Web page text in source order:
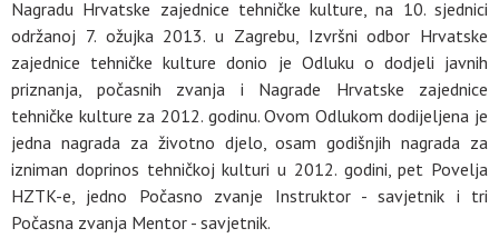
Nagradu Hrvatske zajednice tehničke kulture, na 10. sjednici
održanoj 7. ožujka 2013. u Zagrebu, Izvršni odbor Hrvatske
zajednice tehničke kulture donio je Odluku o dodjeli javnih
priznanja, počasnih zvanja i Nagrade Hrvatske zajednice
tehničke kulture za 2012. godinu. Ovom Odlukom dodijeljena je
jedna nagrada za životno djelo, osam godišnjih nagrada za
izniman doprinos tehničkoj kulturi u 2012. godini, pet Povelja
HZTK-e, jedno Počasno zvanje Instruktor - savjetnik i tri
Počasna zvanja Mentor - savjetnik.